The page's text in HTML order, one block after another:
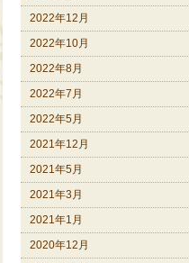
2022年12月
2022年10月
2022年8月
2022年7月
2022年5月
2021年12月
2021年5月
2021年3月
2021年1月
2020年12月